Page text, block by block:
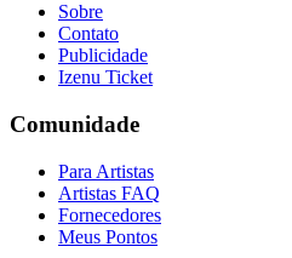
Sobre
Contato
Publicidade
Izenu Ticket
Comunidade
Para Artistas
Artistas FAQ
Fornecedores
Meus Pontos